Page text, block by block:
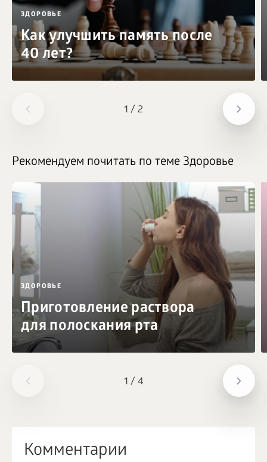
1 / 2
ЗДОРОВЬЕ
Как улучшить память после
40 лет?
1 / 4
Рекомендуем почитать по теме Здоровье
ЗДОРОВЬЕ
Приготовление раствора
для полоскания рта
Комментарии